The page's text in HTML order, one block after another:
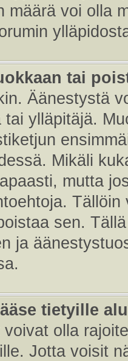
määrä voi olla
tai
Äänestystä
tai ylläpitäjä.
Mikäli
mutta
sen.
ja
tietyille
olla
Jotta voisit